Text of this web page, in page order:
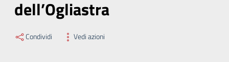
dell’Ogliastra
Condividi Vedi azioni